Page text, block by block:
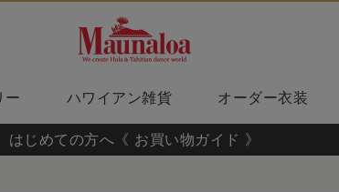
ー ハワイアン雑貨 オーダー衣装
はじめての方へ《 お買い物ガイド 》